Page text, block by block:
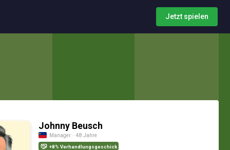
Jetzt spielen
Johnny Beusch
Manager · 48 Jahre
+8% Verhandlungsgeschick